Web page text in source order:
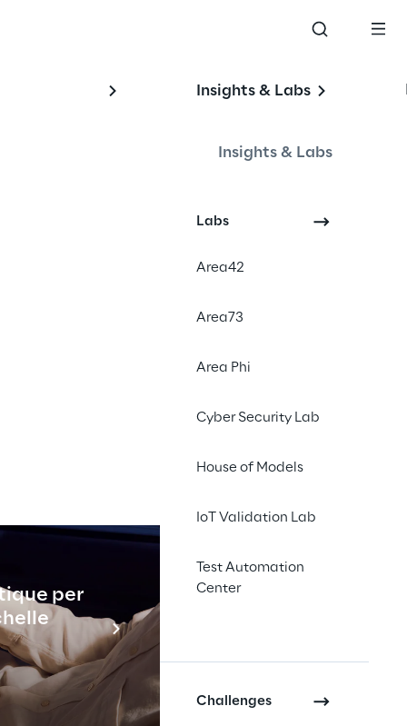
per
Insights & Labs
Insights & Labs
Labs
Area42
Area73
Area Phi
Cyber Security Lab
House of Models
IoT Validation Lab
Test Automation
Center
Challenges
des
en
en
gérant
ce qui
domaine